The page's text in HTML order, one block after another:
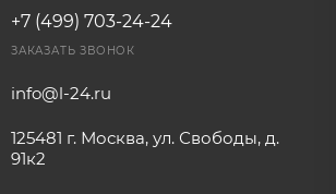
+7 (499) 703-24-24
ЗАКАЗАТЬ ЗВОНОК
info@l-24.ru
125481 г. Москва, ул. Свободы, д.
91к2